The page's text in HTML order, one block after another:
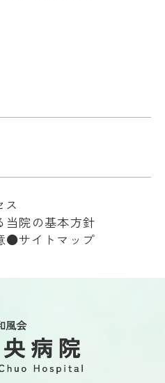
ス
当院の基本方針
サイトマップ